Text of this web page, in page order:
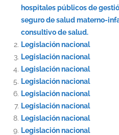
hospitales públicos de
seguro de salud materno-
consultivo de salud.
Legislación nacional
Legislación nacional
Legislación nacional
Legislación nacional
Legislación nacional
Legislación nacional
Legislación nacional
Legislación nacional